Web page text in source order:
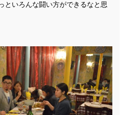
といろんな闘い方ができるなと思